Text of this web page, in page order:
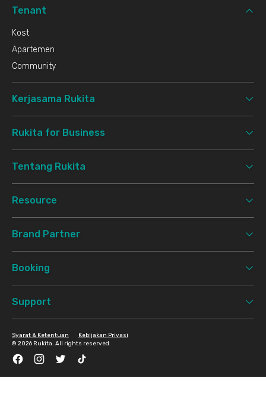
Tenant
Kost
Apartemen
Community
Kerjasama Rukita
Rukita for Business
Tentang Rukita
Resource
Brand Partner
Booking
Support
© 2026 Rukita. All rights reserved.
Syarat & Ketentuan Kebijakan Privasi
FacebookInstagramTwitter TikTok